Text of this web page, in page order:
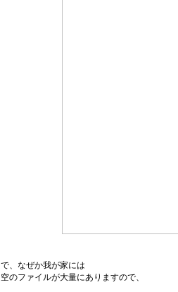
で、なぜか我が家には
空のファイルが大量にありますので、